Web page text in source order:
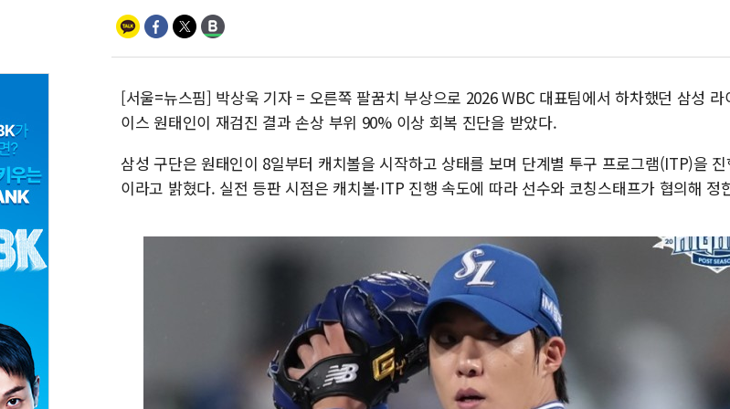
[서울=뉴스핌] 박상욱 기자 = 오른쪽 팔꿈치 부상으로 2026 WBC 대표팀에서 하차했던 삼성 라
이스 원태인이 재검진 결과 손상 부위 90% 이상 회복 진단을 받았다.
삼성 구단은 원태인이 8일부터 캐치볼을 시작하고 상태를 보며 단계별 투구 프로그램(ITP)을
이라고 밝혔다. 실전 등판 시점은 캐치볼·ITP 진행 속도에 따라 선수와 코칭스태프가 협의해 정